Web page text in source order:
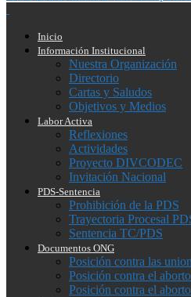
Inicio
Información Institucional
Nuestra Organización
Directorio
Cartas y Saludos
Objetivos y Medios
Labor Activa
Reflexiones
Actividades
Proyecto DIVCODEC
Invitación Nacional
PDS-Sentencia
Prohibición de la PDS
Trayectoria Procesal
Sentencia TC/PDS
Documentos ONG
Posición contra las
Posición contra el
Posición contra el